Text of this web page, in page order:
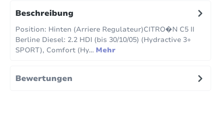
Beschreibung
Position: Hinten (Arriere Regulateur)CITRO�N C5 II
Berline Diesel: 2.2 HDI (bis 30/10/05) (Hydractive 3+
SPORT), Comfort (Hy… Mehr
Bewertungen